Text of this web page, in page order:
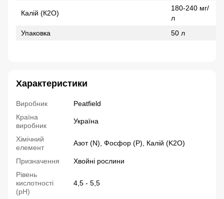
Калій (К2О)
180-240 мг/
л
Упаковка
50 л
Характеристики
Виробник
Peatfield
Країна
виробник
Україна
Хімічний
елемент
Азот (N), Фосфор (P), Калій (K2О)
Призначення
Хвойні рослини
Рівень
кислотності
(рН)
4,5 - 5,5